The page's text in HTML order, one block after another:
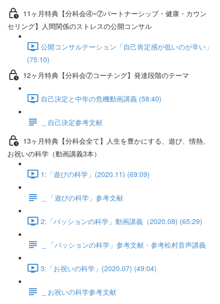
11ヶ月特典【分科会④~⑦パートナーシップ・健康・カウン
セリング】人間関係のストレスの公開コンサル
公開コンサルテーション「自己肯定感が低いのが辛い」
(75:10)
12ヶ月特典【分科会⑦コーチング】発達段階のテーマ
自己決定と中年の危機動画講義 (58:40)
＿自己決定参考文献
13ヶ月特典【分科会全て】人生を豊かにする、遊び、情熱、
お祝いの科学（動画講義3本）
1:「遊びの科学」(2020.11) (69:09)
＿「遊びの科学」参考文献
2:「パッションの科学」動画講義（2020.08) (65:29)
＿「パッションの科学」参考文献・参考松村音声講義
3:「お祝いの科学」(2020.07) (49:04)
＿お祝いの科学参考文献